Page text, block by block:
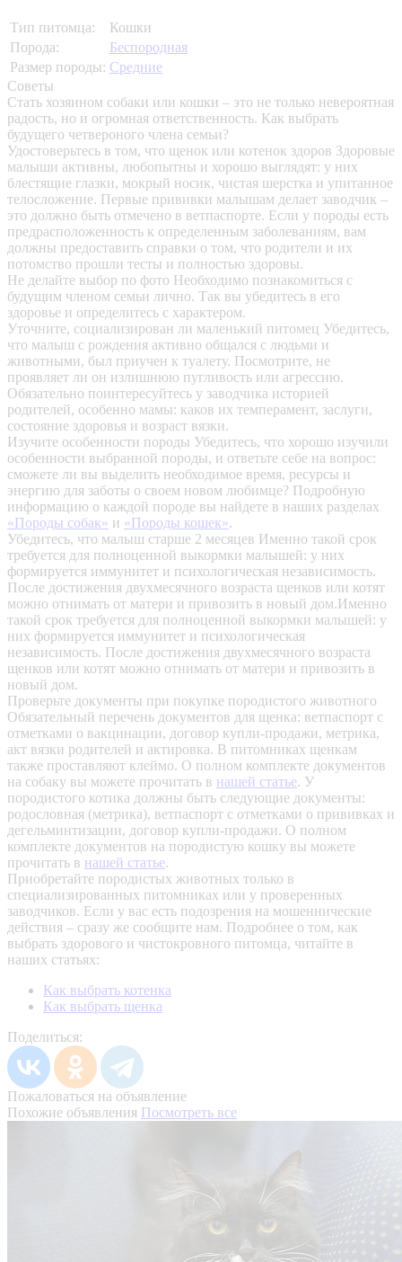
Тип питомца:
Кошки
Порода:
Беспородная
Размер породы: Средние
Советы
Стать хозяином собаки или кошки – это не только невероятная
радость, но и огромная ответственность. Как выбрать
будущего четвероного члена семьи?
Удостоверьтесь в том, что щенок или котенок здоров Здоровые
малыши активны, любопытны и хорошо выглядят: у них
блестящие глазки, мокрый носик, чистая шерстка и упитанное
телосложение. Первые прививки малышам делает заводчик –
это должно быть отмечено в ветпаспорте. Если у породы есть
предрасположенность к определенным заболеваниям, вам
должны предоставить справки о том, что родители и их
потомство прошли тесты и полностью здоровы.
Не делайте выбор по фото Необходимо познакомиться с
будущим членом семьи лично. Так вы убедитесь в его
здоровье и определитесь с характером.
Уточните, социализирован ли маленький питомец Убедитесь,
что малыш с рождения активно общался с людьми и
животными, был приучен к туалету. Посмотрите, не
проявляет ли он излишнюю пугливость или агрессию.
Обязательно поинтересуйтесь у заводчика историей
родителей, особенно мамы: каков их темперамент, заслуги,
состояние здоровья и возраст вязки.
Изучите особенности породы Убедитесь, что хорошо изучили
особенности выбранной породы, и ответьте себе на вопрос:
сможете ли вы выделить необходимое время, ресурсы и
энергию для заботы о своем новом любимце? Подробную
информацию о каждой породе вы найдете в наших разделах
«Породы собак» и «Породы кошек».
Убедитесь, что малыш старше 2 месяцев Именно такой срок
требуется для полноценной выкормки малышей: у них
формируется иммунитет и психологическая независимость.
После достижения двухмесячного возраста щенков или котят
можно отнимать от матери и привозить в новый дом.Именно
такой срок требуется для полноценной выкормки малышей: у
них формируется иммунитет и психологическая
независимость. После достижения двухмесячного возраста
щенков или котят можно отнимать от матери и привозить в
новый дом.
Проверьте документы при покупке породистого животного
Обязательный перечень документов для щенка: ветпаспорт с
отметками о вакцинации, договор купли-продажи, метрика,
акт вязки родителей и актировка. В питомниках щенкам
также проставляют клеймо. О полном комплекте документов
на собаку вы можете прочитать в нашей статье. У
породистого котика должны быть следующие документы:
родословная (метрика), ветпаспорт с отметками о прививках и
дегельминтизации, договор купли-продажи. О полном
комплекте документов на породистую кошку вы можете
прочитать в нашей статье.
Приобретайте породистых животных только в
специализированных питомниках или у проверенных
заводчиков. Если у вас есть подозрения на мошеннические
действия – сразу же сообщите нам. Подробнее о том, как
выбрать здорового и чистокровного питомца, читайте в
наших статьях:
Как выбрать котенка
Как выбрать щенка
Поделиться:
Пожаловаться на объявление
Похожие объявления Посмотреть все